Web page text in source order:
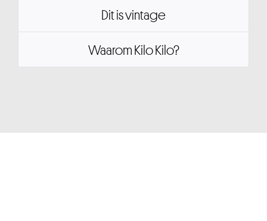
Dit is vintage
Waarom Kilo Kilo?